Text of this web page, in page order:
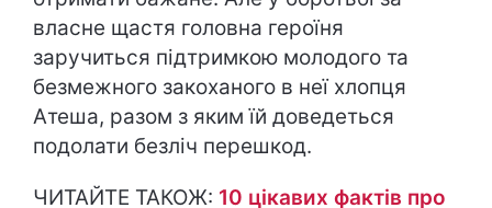
власне щастя головна героїня
заручиться підтримкою молодого та
безмежного закоханого в неї хлопця
Атеша, разом з яким їй доведеться
подолати безліч перешкод.
ЧИТАЙТЕ ТАКОЖ: 10 цікавих фактів про